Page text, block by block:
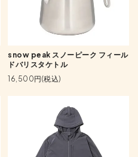
snow peak スノーピーク フィール
ドバリスタケトル
16,500円(税込)